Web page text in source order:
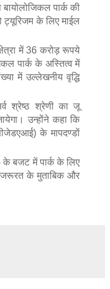
बायोलोजिकल पार्क की
ट्यूरिजम के लिए माईल
में 36 करोड़ रूपये
पार्क के अस्तित्व में
में उल्लेखनीय वृद्धि
श्रेष्ठ श्रेणी का जू
उन्होंने कहा कि
के मापदण्डों
के बजट में पार्क के लिए
के मुताबिक और